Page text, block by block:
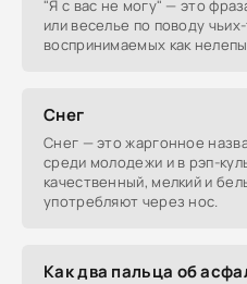
"Я с вас не могу" — это
или веселье по поводу
воспринимаемых как
Снег
Снег — это жаргонное
среди молодежи и в рэп-
качественный, мелкий и
употребляют через нос.
Как два пальца об